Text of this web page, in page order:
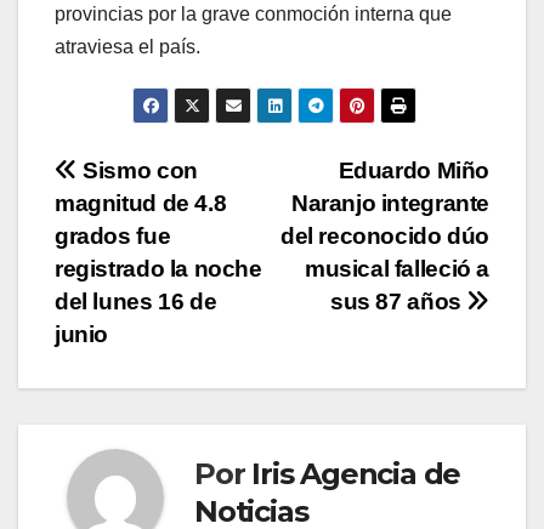
provincias por la grave conmoción interna que
atraviesa el país.
Navegación
de
entradas
Eduardo Miño
Naranjo integrante
del reconocido dúo
musical falleció a
sus 87 años
Sismo con
magnitud de 4.8
grados fue
registrado la noche
del lunes 16 de
junio
Por Iris Agencia de
Noticias